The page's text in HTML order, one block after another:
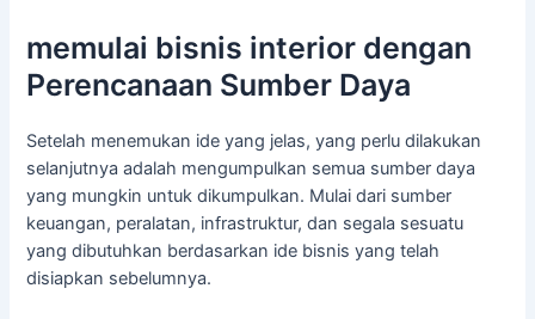
memulai bisnis interior dengan
Perencanaan Sumber Daya
Setelah menemukan ide yang jelas, yang perlu dilakukan
selanjutnya adalah mengumpulkan semua sumber daya
yang mungkin untuk dikumpulkan. Mulai dari sumber
keuangan, peralatan, infrastruktur, dan segala sesuatu
yang dibutuhkan berdasarkan ide bisnis yang telah
disiapkan sebelumnya.